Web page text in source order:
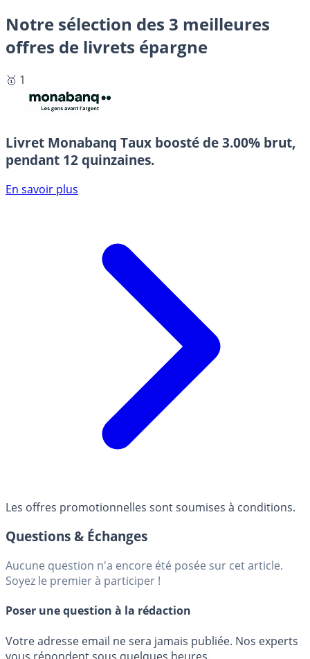
Notre sélection des 3 meilleures
offres de livrets épargne
🥇 1
Livret Monabanq Taux boosté de 3.00% brut,
pendant 12 quinzaines.
En savoir plus
Les offres promotionnelles sont soumises à conditions.
Questions & Échanges
Aucune question n'a encore été posée sur cet article.
Soyez le premier à participer !
Poser une question à la rédaction
Votre adresse email ne sera jamais publiée. Nos experts
vous répondent sous quelques heures.